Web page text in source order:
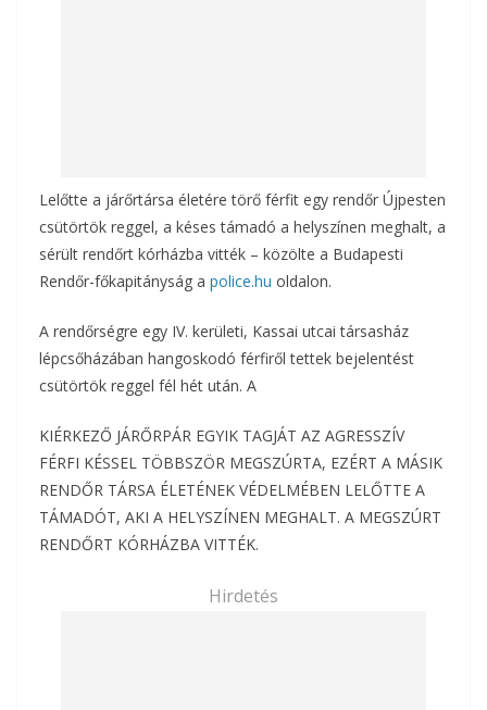
Lelőtte a járőrtársa életére törő férfit egy rendőr Újpesten
csütörtök reggel, a késes támadó a helyszínen meghalt, a
sérült rendőrt kórházba vitték – közölte a Budapesti
Rendőr-főkapitányság a police.hu oldalon.
A rendőrségre egy IV. kerületi, Kassai utcai társasház
lépcsőházában hangoskodó férfiről tettek bejelentést
csütörtök reggel fél hét után. A
KIÉRKEZŐ JÁRŐRPÁR EGYIK TAGJÁT AZ AGRESSZÍV
FÉRFI KÉSSEL TÖBBSZÖR MEGSZÚRTA, EZÉRT A MÁSIK
RENDŐR TÁRSA ÉLETÉNEK VÉDELMÉBEN LELŐTTE A
TÁMADÓT, AKI A HELYSZÍNEN MEGHALT. A MEGSZÚRT
RENDŐRT KÓRHÁZBA VITTÉK.
Hirdetés